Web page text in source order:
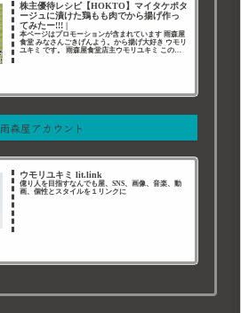
株主優待レシピ【HOKTO】マイタケポタ
ージュに漬けた鶏もも肉でから揚げ作っ
てみたー!!! |
本ページはプロモーションが含まれています 雨森屋
食堂 みなさんごきげんよう。から揚げ大好き ウモリ
ユキミ です。 雨森屋食堂店主ウモリユキミ このペ
雨森屋アカウント
ウモリユキミ lit.link
億り人を目指すなんでも屋、SNS、画像、音楽、動
画、個性とスタイルを１リンクに